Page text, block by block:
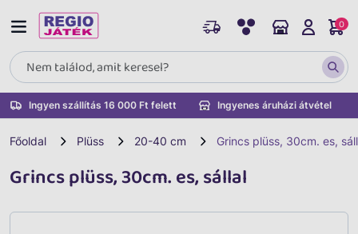
Ingyen szállítás 16 000 Ft felett Ingyenes áruházi átvétel
0
Főoldal Plüss 20-40 cm Grincs plüss, 30cm. es,
Grincs plüss, 30cm. es, sállal